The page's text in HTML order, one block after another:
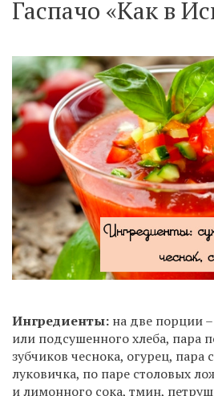
Гаспачо «Как в
Ингредиенты: на две порции
или подсушенного хлеба, пара
зубчиков чеснока, огурец, пара
луковичка, по паре столовых
и лимонного сока, тмин,